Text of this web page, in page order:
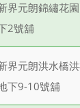
界元朗錦繡花
2號舖
界元朗洪水橋
下9-10號舖